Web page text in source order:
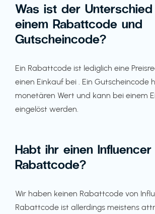
Was ist der
einem Rabattcode und
Gutscheincode?
Ein Rabattcode ist lediglich eine
einen Einkauf bei . Ein Gutscheincode
monetären Wert und kann bei einem
eingelöst werden.
Habt ihr einen Influencer
Rabattcode?
Wir haben keinen Rabattcode von
Rabattcode ist allerdings meistens